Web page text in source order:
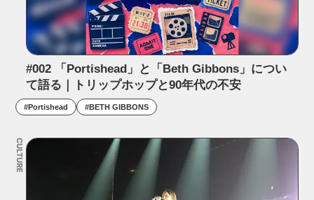
#002 「Portishead」と「Beth Gibbons」につい
て語る｜トリップホップと90年代の不安
#Portishead #BETH GIBBONS
CULTURE